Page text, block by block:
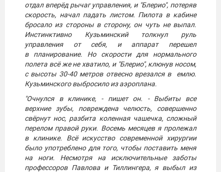
отдал вперёд рычаг управления, и "Блерио", потеряв
скорость, начал падать листом. Пилота в кабине
бросало из стороны в сторону, он чуть не выпал.
Инстинктивно Кузьминский толкнул руль
управления от себя, и аппарат перешел
в планирование. Но скорости для нормального
полета всё же не хватило, и "Блерио", клюнув носом,
с высоты 30-40 метров отвесно врезался в емлю.
Кузьминского выбросило из аэроплана.
"Очнулся в клинике, - пишет он. - Выбиты все
верхние зубы, повреждена челюсть, совершенно
свёрнут нос, разбита коленная чашечка, сложный
перелом правой руки. Восемь месяцев я пролежал
в клинике. Всё искусство современной хирургии
было употреблено для того, чтобы поставить меня
на ноги. Несмотря на исключительные заботы
профессоров Павлова и Тиллингера, я выбыл из